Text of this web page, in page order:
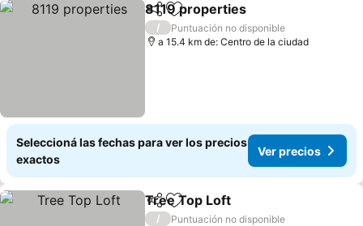
CompartirAñadir a favoritos
8119 properties
/
Puntuación no disponible
a 15.4 km de: Centro de la ciudad
Seleccioná las fechas para ver los precios
exactos
Ver precios
Compartir
Añadir a favoritos
Tree Top Loft
/
Puntuación no disponible